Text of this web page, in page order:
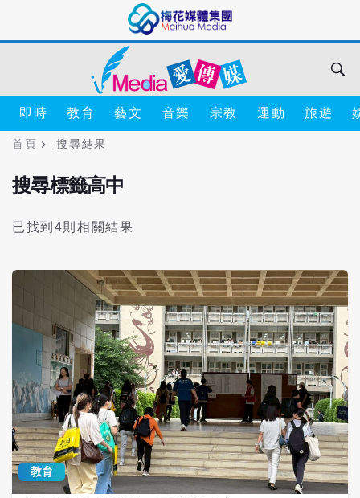
即時 教育 藝文 音樂 宗教 運動 旅遊
首頁 搜尋結果
搜尋標籤高中
已找到4則相關結果
教育